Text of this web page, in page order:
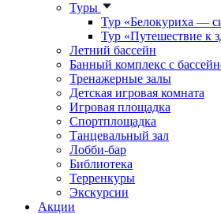
Туры
Тур «Белокуриха —
Тур «Путешествие к
Летний бассейн
Банный комплекс с
Тренажерные залы
Детская игровая комната
Игровая площадка
Спортплощадка
Танцевальный зал
Лобби-бар
Библиотека
Терренкуры
Экскурсии
Акции